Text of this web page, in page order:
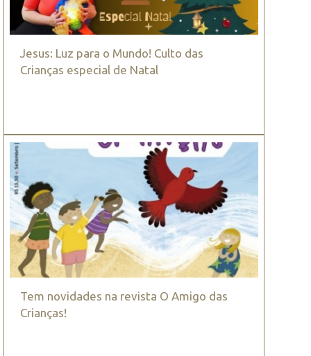
Jesus: Luz para o Mundo! Culto das
Crianças especial de Natal
Tem novidades na revista O Amigo das
Crianças!